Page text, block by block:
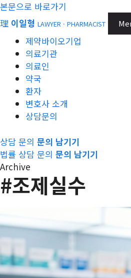
본문으로 바로가기
理 이일형 LAWYER · PHARMACIST
제약바이오기업
의료기관
의료인
약국
환자
변호사 소개
상담문의
상담 문의 문의 남기기
법률 상담 문의 문의 남기기
Archive
#조제실수